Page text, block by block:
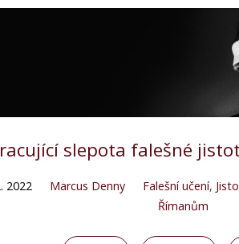
slepota falešné
2022 Marcus Denny Falešní učení,
Římanům